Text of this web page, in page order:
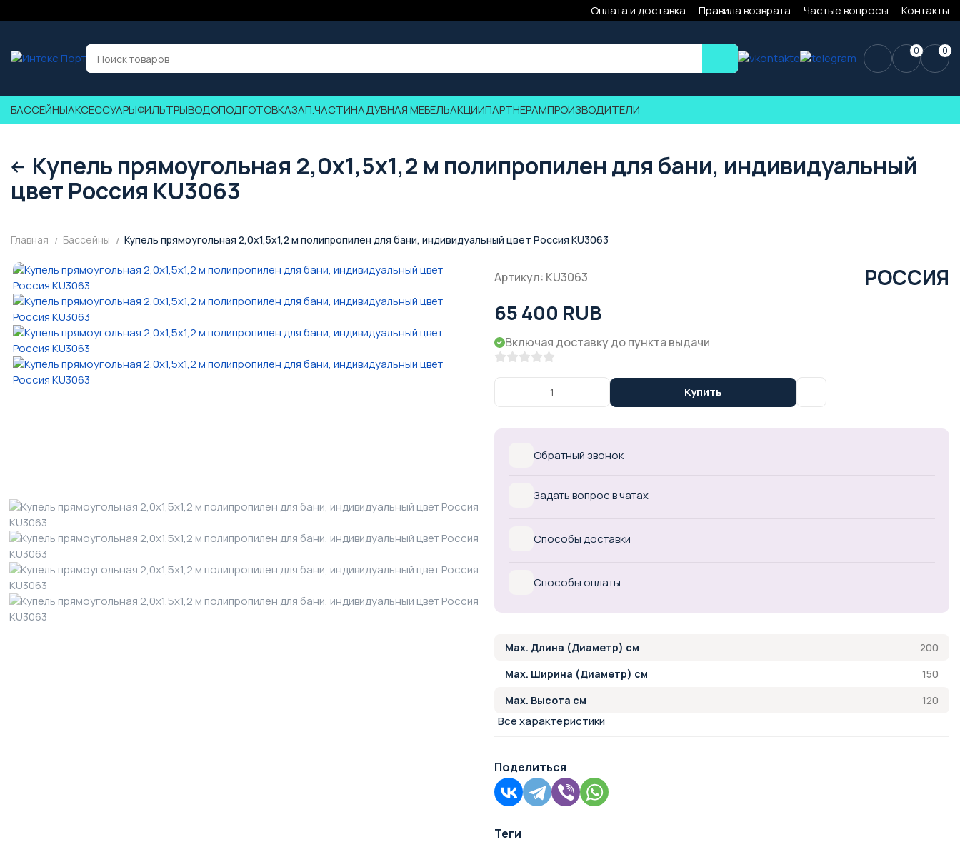
Оплата и доставка Правила возврата Частые вопросы Контакты
0 0
БАССЕЙНЫАКСЕССУАРЫФИЛЬТРЫВОДОПОДГОТОВКАЗАП.ЧАСТИНАДУВНАЯ МЕБЕЛЬАКЦИИПАРТНЕРАМПРОИЗВОДИТЕЛИ
Купель прямоугольная 2,0x1,5x1,2 м полипропилен для бани, индивидуальный
цвет Россия KU3063
Главная Бассейны Купель прямоугольная 2,0x1,5x1,2 м полипропилен для бани, индивидуальный цвет Россия KU3063
Артикул: KU3063 РОССИЯ
65 400 RUB
Включая доставку до пункта выдачи
Купить
Обратный звонок
Задать вопрос в чатах
Способы доставки
Способы оплаты
Max. Длина (Диаметр) см
200
Max. Ширина (Диаметр) см
150
Max. Высота см
120
Все характеристики
Поделиться
Теги